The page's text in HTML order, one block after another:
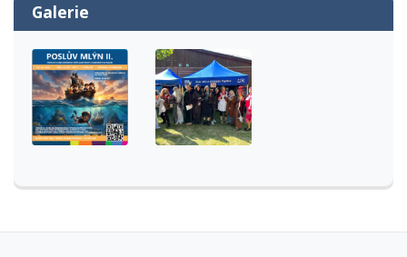
Galerie